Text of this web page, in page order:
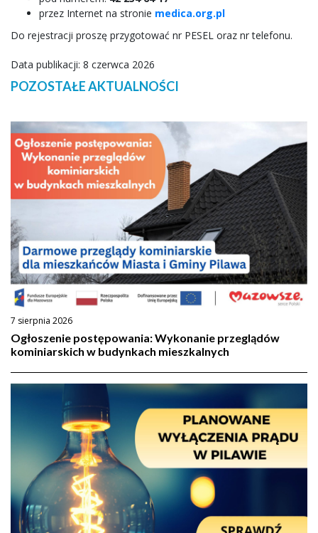
przez Internet na stronie medica.org.pl
Do rejestracji proszę przygotować nr PESEL oraz nr telefonu.
Data publikacji: 8 czerwca 2026
POZOSTAŁE AKTUALNOŚCI
7 sierpnia 2026
Ogłoszenie postępowania: Wykonanie przeglądów
kominiarskich w budynkach mieszkalnych